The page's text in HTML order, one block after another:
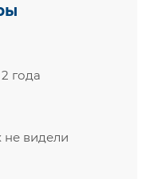
года
видели